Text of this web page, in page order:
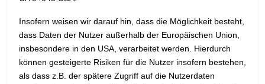
Insofern weisen wir darauf hin, dass die Möglichkeit besteht,
dass Daten der Nutzer außerhalb der Europäischen Union,
insbesondere in den USA, verarbeitet werden. Hierdurch
können gesteigerte Risiken für die Nutzer insofern bestehen,
als dass z.B. der spätere Zugriff auf die Nutzerdaten